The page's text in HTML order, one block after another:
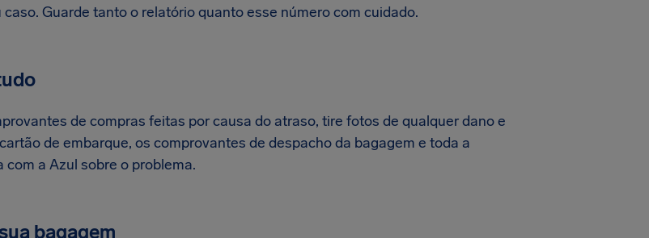
Guarde tanto o relatório quanto esse número com cuidado.
de compras feitas por causa do atraso, tire fotos de qualquer dano e
de embarque, os comprovantes de despacho da bagagem e toda a
a Azul sobre o problema.
bagagem